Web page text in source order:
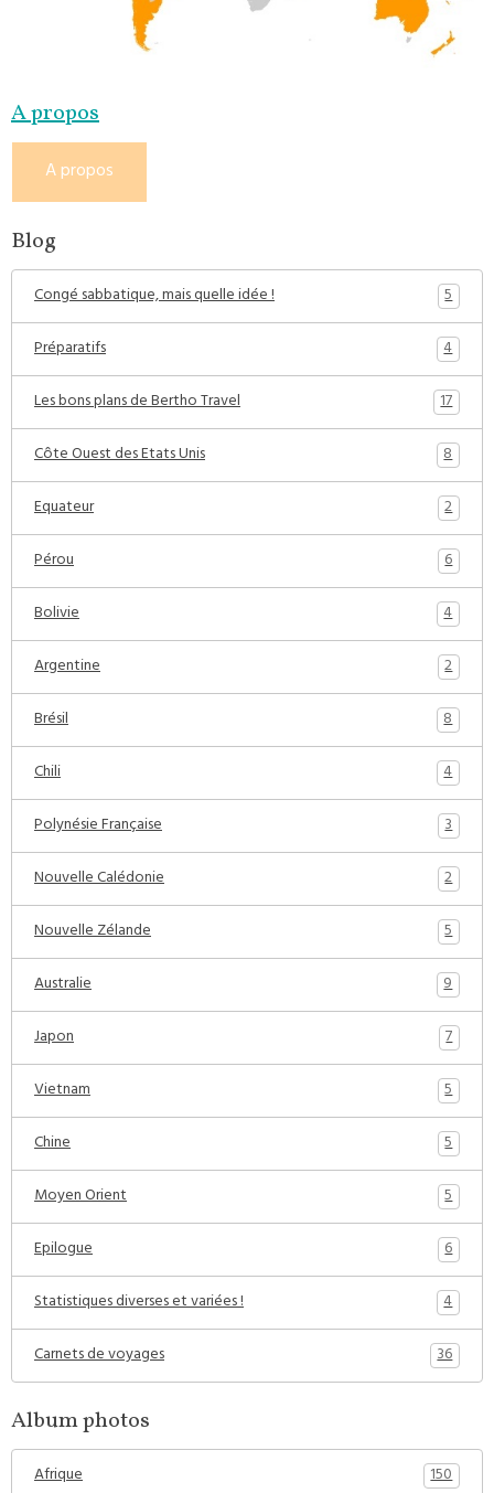
A propos
A propos
Blog
Congé sabbatique, mais quelle idée !
5
Préparatifs
4
Les bons plans de Bertho Travel
17
Côte Ouest des Etats Unis
8
Equateur
2
Pérou
6
Bolivie
4
Argentine
2
Brésil
8
Chili
4
Polynésie Française
3
Nouvelle Calédonie
2
Nouvelle Zélande
5
Australie
9
Japon
7
Vietnam
5
Chine
5
Moyen Orient
5
Epilogue
6
Statistiques diverses et variées !
4
Carnets de voyages
36
Album photos
Afrique
150